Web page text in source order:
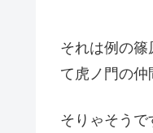
それは例の
て虎ノ門の仲
そりゃそう